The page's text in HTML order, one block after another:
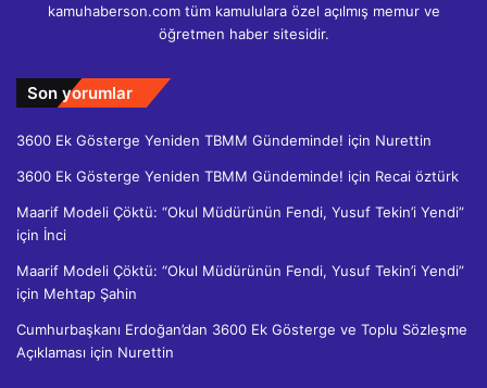
kamuhaberson.com tüm kamululara özel açılmış memur ve
öğretmen haber sitesidir.
Son yorumlar
3600 Ek Gösterge Yeniden TBMM Gündeminde! için Nurettin
3600 Ek Gösterge Yeniden TBMM Gündeminde! için Recai öztürk
Maarif Modeli Çöktü: “Okul Müdürünün Fendi, Yusuf Tekin’i Yendi”
için İnci
Maarif Modeli Çöktü: “Okul Müdürünün Fendi, Yusuf Tekin’i Yendi”
için Mehtap Şahin
Cumhurbaşkanı Erdoğan’dan 3600 Ek Gösterge ve Toplu Sözleşme
Açıklaması için Nurettin